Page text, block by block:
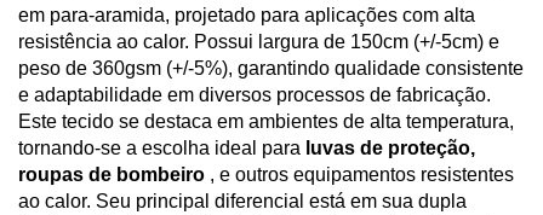
em para-aramida, projetado para aplicações com alta
resistência ao calor. Possui largura de 150cm (+/-5cm) e
peso de 360gsm (+/-5%), garantindo qualidade consistente
e adaptabilidade em diversos processos de fabricação.
Este tecido se destaca em ambientes de alta temperatura,
tornando-se a escolha ideal para luvas de proteção,
roupas de bombeiro , e outros equipamentos resistentes
ao calor. Seu principal diferencial está em sua dupla